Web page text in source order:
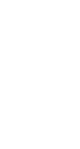
Integrieren Sie
Für
Bereichern Sie
Nutzen Sie